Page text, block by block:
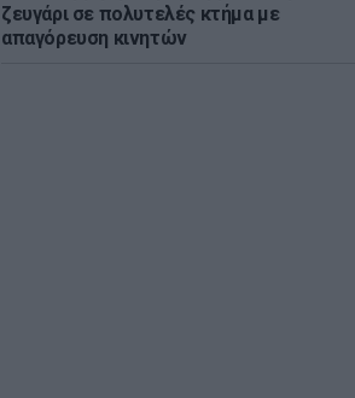
ζευγάρι σε πολυτελές κτήμα με
απαγόρευση κινητών